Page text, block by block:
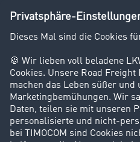
Unternehmen
Kunden werben Kunden
Success Stories
Karriere
Support